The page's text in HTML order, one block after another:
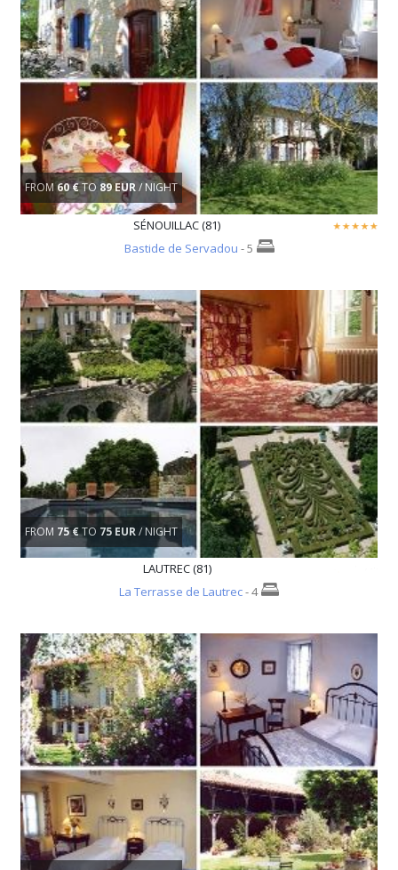
FROM60 €TO 89 EUR/ NIGHT
SÉNOUILLAC (81)
Bastide de Servadou - 5
FROM 75 €TO 75 EUR/ NIGHT
LAUTREC (81)
La Terrasse de Lautrec- 4